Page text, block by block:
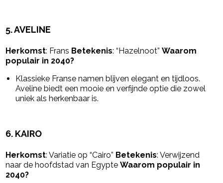
5.AVELINE
Herkomst: Frans Betekenis: “Hazelnoot”Waarom
populair in 2040?
Klassieke Franse namen blijven elegant en tijdloos.
Aveline biedt een mooie en verfijnde optie die zowel
uniek als herkenbaar is.
6. KAIRO
Herkomst: Variatie op “Cairo” Betekenis: Verwijzend
naar de hoofdstad van EgypteWaarom populair in
2040?